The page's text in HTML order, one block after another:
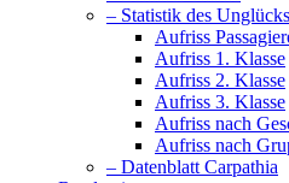
– Statistik des Unglücks
Aufriss
Aufriss 1. Klasse
Aufriss 2. Klasse
Aufriss 3. Klasse
Aufriss nach
Aufriss nach
– Datenblatt Carpathia